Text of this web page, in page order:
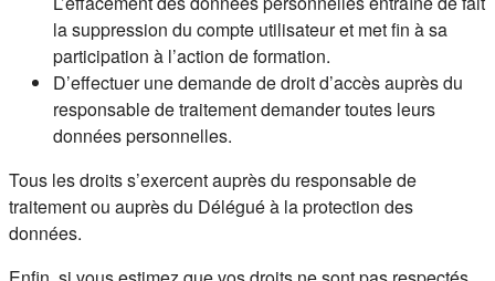
la suppression du compte utilisateur et met fin à sa
participation à l’action de formation.
D’effectuer une demande de droit d’accès auprès du
responsable de traitement demander toutes leurs
données personnelles.
Tous les droits s’exercent auprès du responsable de
traitement ou auprès du Délégué à la protection des
données.